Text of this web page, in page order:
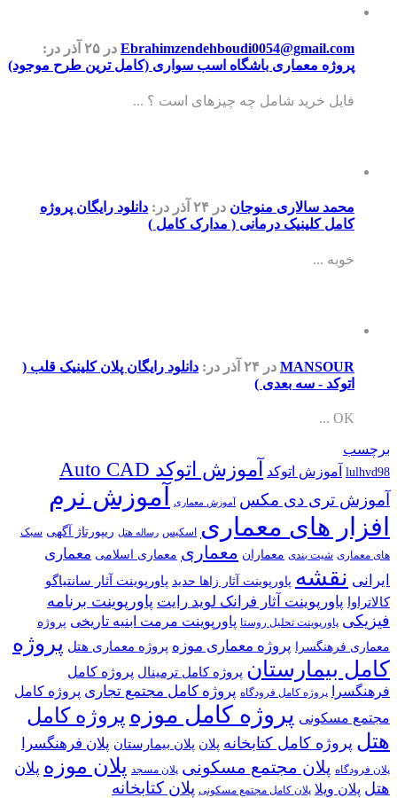
Ebrahimzendehboudi0054@gmail.com در ۲۵ آذر
در:
پروژه معماری باشگاه اسب سواری (کامل ترین طرح موجود)
فایل خرید شامل چه چیزهای است ؟ ...
محمد سالاری منوجان در ۲۴ آذر در: دانلود رایگان پروژه
کامل کلینیک درمانی ( مدارک کامل )
خوبه ...
MANSOUR در ۲۴ آذر در: دانلود رایگان پلان کلینیک قلب (
اتوکد - سه بعدی )
OK ...
برچسب
lulhvd98 آموزش اتوکد آموزش اتوکد Auto CAD
آموزش تری دی مکس آموزش معماری
آموزش نرم
افزار های معماری اسکیس رساله هتل ریپورتاژ آگهی سبک
های معماری شیت بندی معماران معماری معماری اسلامی معماری
ایرانی نقشه پاورپوینت آثار زاها حدید پاورپوینت آثار سانتیاگو
کالاتراوا
پاورپوینت آثار فرانک لوید رایت پاورپوینت برنامه
فیزیکی پاورپوینت تحلیل روستا پاورپوینت مرمت ابنیه تاریخی پروژه
معماری فرهنگسرا
پروژه معماری موزه پروژه معماری هتل پروژه
کامل بیمارستان پروژه کامل ترمینال پروژه کامل
فرهنگسرا
پروژه کامل فرودگاه پروژه کامل مجتمع تجاری پروژه کامل
مجتمع مسکونی پروژه کامل موزه پروژه کامل
هتل پروژه کامل کتابخانه پلان پلان بیمارستان پلان فرهنگسرا
پلان فرودگاه پلان مجتمع مسکونی پلان مسجد پلان موزه پلان
هتل پلان ویلا پلان کامل مجتمع مسکونی پلان کتابخانه